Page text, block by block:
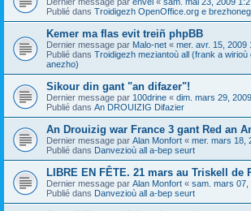
Publié dans Troidigezh OpenOffice.org e
Kemer ma flas evit treiñ phpBB
Dernier message par Malo-net « mer. avr. 15, 2009
Publié dans Troidigezh meziantoù all (frank a
anezho)
Sikour din gant "an difazer"!
Dernier message par 100drine « dim. mars 29,
Publié dans An DROUIZIG Difazier
An Drouizig war France 3 gant Red an
Dernier message par Alan Monfort « mer. mars 18,
Publié dans Danvezioù all a-bep seurt
LIBRE EN FÊTE. 21 mars au Triskell de
Dernier message par Alan Monfort « sam. mars 07,
Publié dans Danvezioù all a-bep seurt